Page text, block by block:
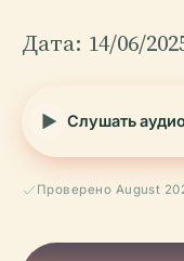
Дата: 14/06/
Слушать
Проверено August